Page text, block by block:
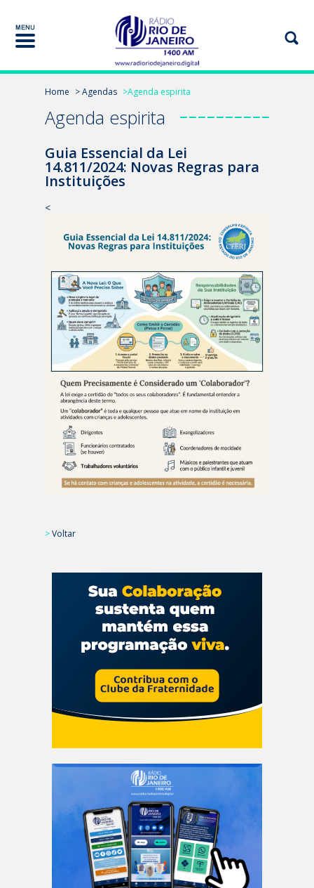
Home > Agendas >Agenda espirita
Agenda espirita
Guia Essencial da Lei
14.811/2024: Novas Regras para
Instituições
<
>Voltar